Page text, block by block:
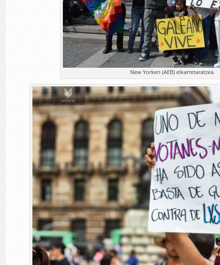
New Yorken (AEB) elkarretaratzea.